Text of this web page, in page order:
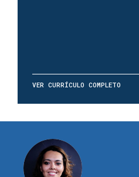
VER CURRÍCULO COMPLETO